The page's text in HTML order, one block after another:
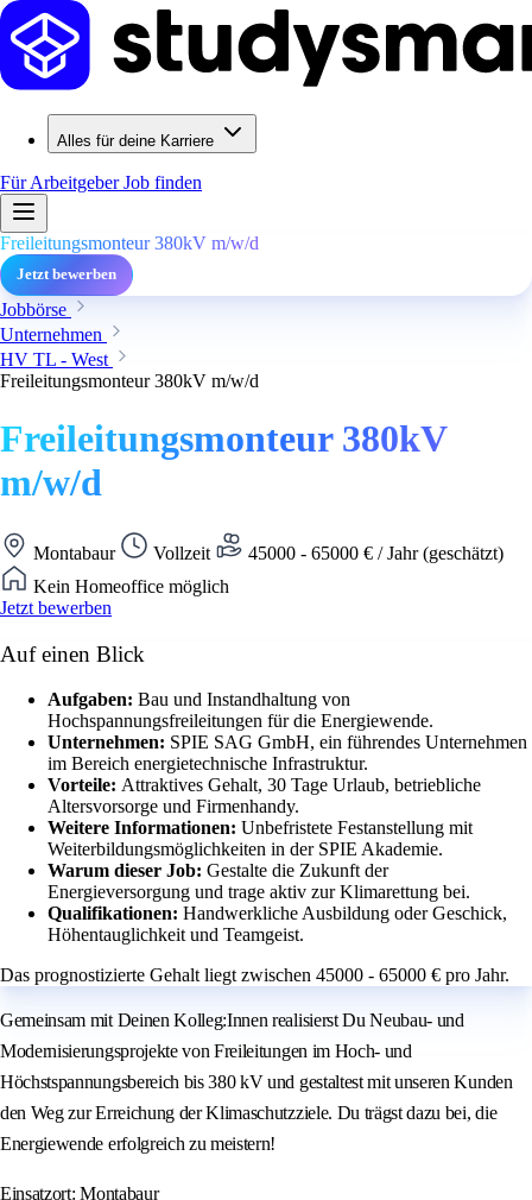
Alles für deine Karriere
Für ArbeitgeberJob finden
Freileitungsmonteur 380kV m/w/d
Jetzt bewerben
Jobbörse
Unternehmen
HV TL - West
Freileitungsmonteur 380kV m/w/d
Freileitungsmonteur 380kV
m/w/d
Montabaur Vollzeit
45000 - 65000 € / Jahr (geschätzt)
Kein Homeoffice möglich
Jetzt bewerben
Auf einen Blick
Aufgaben: Bau und Instandhaltung von
Hochspannungsfreileitungen für die Energiewende.
Unternehmen: SPIE SAG GmbH, ein führendes Unternehmen
im Bereich energietechnische Infrastruktur.
Vorteile: Attraktives Gehalt, 30 Tage Urlaub, betriebliche
Altersvorsorge und Firmenhandy.
Weitere Informationen: Unbefristete Festanstellung mit
Weiterbildungsmöglichkeiten in der SPIE Akademie.
Warum dieser Job: Gestalte die Zukunft der
Energieversorgung und trage aktiv zur Klimarettung bei.
Qualifikationen: Handwerkliche Ausbildung oder Geschick,
Höhentauglichkeit und Teamgeist.
Das prognostizierte Gehalt liegt zwischen 45000 - 65000 € pro Jahr.
Gemeinsam mit Deinen Kolleg:Innen realisierst Du Neubau- und
Modernisierungsprojekte von Freileitungen im Hoch- und
Höchstspannungsbereich bis 380 kV und gestaltest mit unseren Kunden
den Weg zur Erreichung der Klimaschutzziele. Du trägst dazu bei, die
Energiewende erfolgreich zu meistern!
Einsatzort: Montabaur